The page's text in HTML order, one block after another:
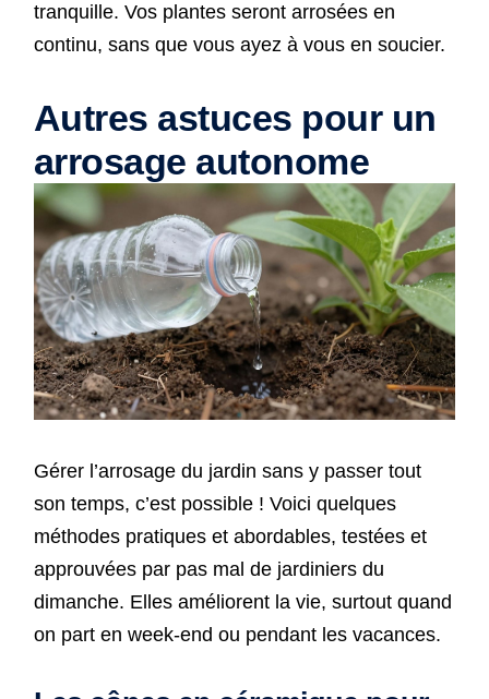
tranquille. Vos plantes seront arrosées en
continu, sans que vous ayez à vous en soucier.
Autres astuces pour un
arrosage autonome
Gérer l’arrosage du jardin sans y passer tout
son temps, c’est possible ! Voici quelques
méthodes pratiques et abordables, testées et
approuvées par pas mal de jardiniers du
dimanche. Elles améliorent la vie, surtout quand
on part en week-end ou pendant les vacances.